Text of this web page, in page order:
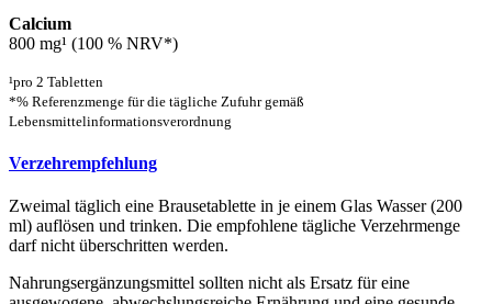
Calcium
800 mg¹ (100 % NRV*)
¹pro 2 Tabletten
*% Referenzmenge für die tägliche Zufuhr gemäß
Lebensmittelinformationsverordnung
Verzehrempfehlung
Zweimal täglich eine Brausetablette in je einem Glas Wasser (200
ml) auflösen und trinken. Die empfohlene tägliche Verzehrmenge
darf nicht überschritten werden.
Nahrungsergänzungsmittel sollten nicht als Ersatz für eine